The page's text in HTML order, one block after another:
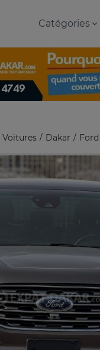
Catégories
Voitures Dakar Ford